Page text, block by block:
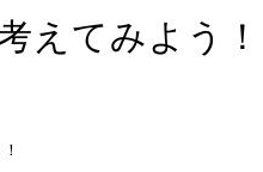
えてみよう！